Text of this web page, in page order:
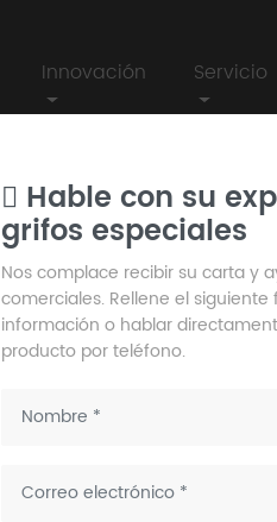
Innovación Servicio
Hable con su
grifos especiales
Nos complace recibir su carta y
comerciales. Rellene el
información o hablar
producto por teléfono.
/ DG202-2 proveedor